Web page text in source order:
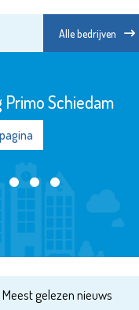
Alle bedrijven
Schiedam
pagina
Meest gelezen nieuws